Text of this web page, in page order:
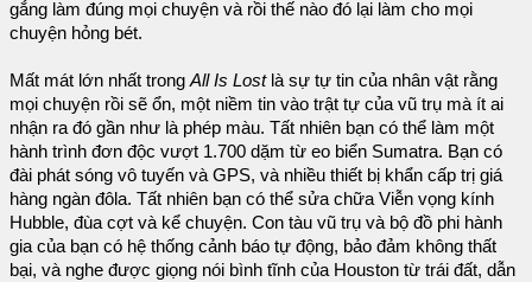
gắng làm đúng mọi chuyện và rồi thế nào đó lại làm cho mọi
chuyện hỏng bét.
Mất mát lớn nhất trongAll Is Lostlà sự tự tin của nhân vật rằng
mọi chuyện rồi sẽ ổn, một niềm tin vào trật tự của vũ trụ mà ít ai
nhận ra đó gần như là phép màu. Tất nhiên bạn có thể làm một
hành trình đơn độc vượt 1.700 dặm từ eo biển Sumatra. Bạn có
đài phát sóng vô tuyến và GPS, và nhiều thiết bị khẩn cấp trị giá
hàng ngàn đôla. Tất nhiên bạn có thể sửa chữa Viễn vọng kính
Hubble, đùa cợt và kể chuyện. Con tàu vũ trụ và bộ đồ phi hành
gia của bạn có hệ thống cảnh báo tự động, bảo đảm không thất
bại, và nghe được giọng nói bình tĩnh của Houston từ trái đất, dẫn